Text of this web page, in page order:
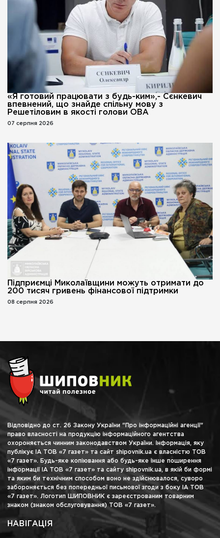
«Я готовий працювати з будь-ким»,- Сєнкевич
впевнений, що знайде спільну мову з
Решетіловим в якості голови ОВА
07 серпня 2026
Підприємці Миколаївщини можуть отримати до
200 тисяч гривень фінансової підтримки
08 серпня 2026
Відповідно до ст. 26 Закону України "Про інформаційні агенції"
право власності на продукцію інформаційного агентства
охороняється чинним законодавством України. Інформація, яку
публікує ІА ТОВ «7 газет» та сайт shipovnik.ua є власністю ТОВ
«7 газет». Будь-яке копіювання або будь-яке інше поширення
інформації ІА ТОВ «7 газет» та сайту shipovnik.ua, в якій би формі
та яким би технічним способом воно не здійснювалося, суворо
забороняється без попередньої письмової згоди з боку ІА ТОВ
«7 газет». Логотип ШИПОВНИК є зареєстрованим товарним
знаком (знаком обслуговування) ТОВ «7 газет».
НАВІГАЦІЯ